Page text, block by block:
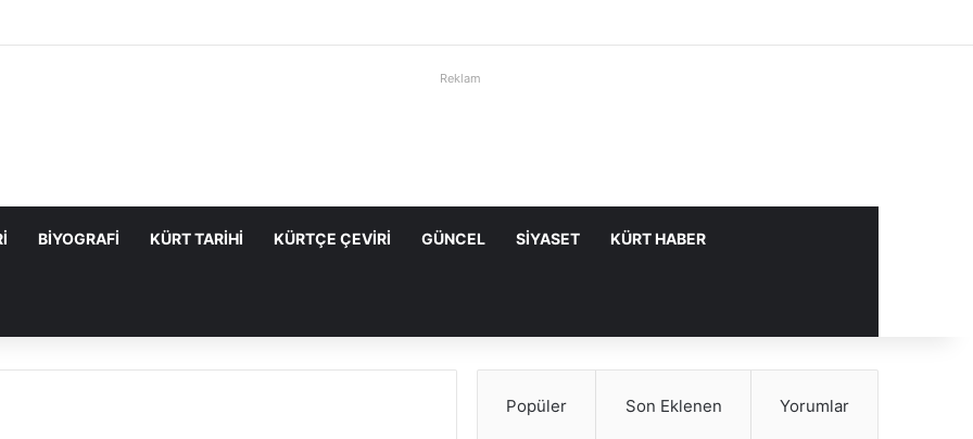
Reklam
BIYOGRAFI KÜRT TARIHI KÜRTÇE ÇEVIRI GÜNCEL SIYASET KÜRT HABER
Popüler Son Eklenen Yorumlar